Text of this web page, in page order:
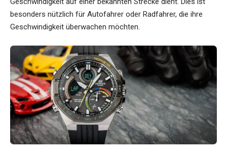
besonders nützlich für Autofahrer oder Radfahrer, die ihre
Geschwindigkeit überwachen möchten.